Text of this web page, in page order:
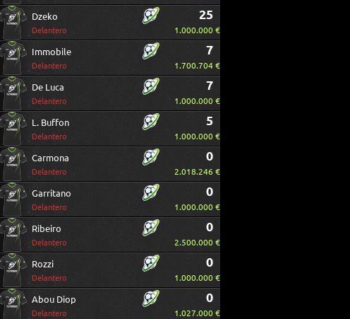
Dzeko
Delantero
25
1.000.000 €
Immobile
Delantero
7
1.700.704 €
De Luca
Delantero
7
1.000.000 €
L. Buffon
Delantero
5
1.000.000 €
Carmona
Delantero
0
2.018.246 €
Garritano
Delantero
0
1.000.000 €
Ribeiro
Delantero
0
2.500.000 €
Rozzi
Delantero
0
1.000.000 €
Abou Diop
Delantero
0
1.027.000 €